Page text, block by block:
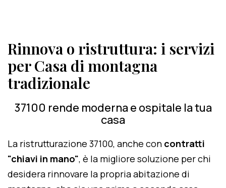
Rinnova o ristruttura: i servizi
per Casa di montagna
tradizionale
37100 rende moderna e ospitale la tua
casa
La ristrutturazione 37100, anche con contratti
"chiavi in mano", è la migliore soluzione per chi
desidera rinnovare la propria abitazione di